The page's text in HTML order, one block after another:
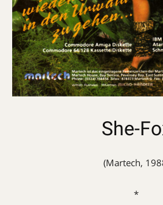
She-
(Martech,
*